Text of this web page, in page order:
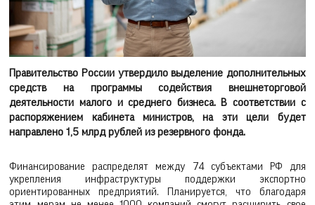
Правительство России утвердило выделение дополнительных
средств на программы содействия внешнеторговой
деятельности малого и среднего бизнеса. В соответствии с
распоряжением кабинета министров, на эти цели будет
направлено 1,5 млрд рублей из резервного фонда.
Финансирование распределят между 74 субъектами РФ для
укрепления инфраструктуры поддержки экспортно
ориентированных предприятий. Планируется, что благодаря